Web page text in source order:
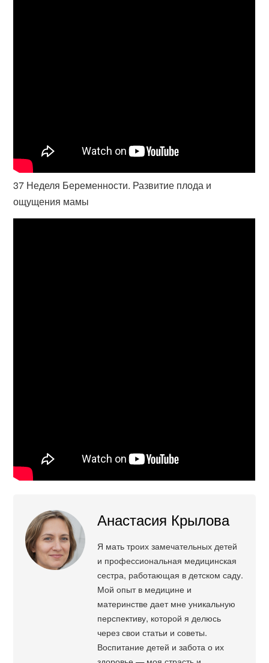
37 Неделя Беременности. Развитие плода и
ощущения мамы
Анастасия Крылова
Я мать троих замечательных детей
и профессиональная медицинская
сестра, работающая в детском саду.
Мой опыт в медицине и
материнстве дает мне уникальную
перспективу, которой я делюсь
через свои статьи и советы.
Воспитание детей и забота о их